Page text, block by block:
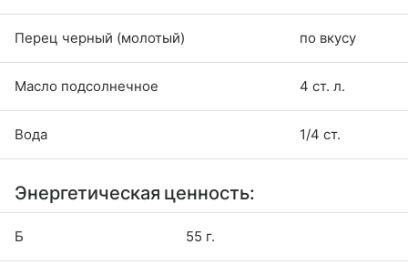
Перец черный (молотый) по вкусу
Масло подсолнечное 4 ст. л.
Вода 1/4 ст.
Энергетическая ценность:
Б 55 г.